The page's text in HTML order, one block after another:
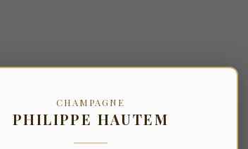
CHAMPAGNE
PHILIPPE HAUTEM